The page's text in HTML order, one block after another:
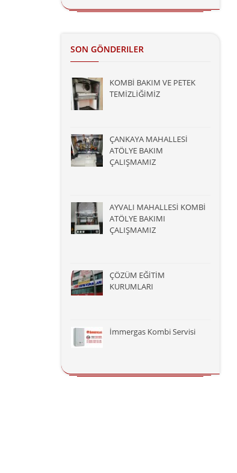
SON GÖNDERILER
KOMBİ BAKIM VE PETEK
TEMİZLİĞİMİZ
ÇANKAYA MAHALLESİ
ATÖLYE BAKIM
ÇALIŞMAMIZ
AYVALI MAHALLESİ KOMBİ
ATÖLYE BAKIMI
ÇALIŞMAMIZ
ÇÖZÜM EĞİTİM
KURUMLARI
İmmergas Kombi Servisi